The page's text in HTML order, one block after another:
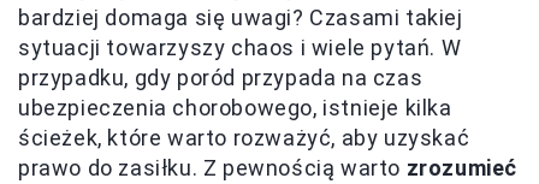
bardziej domaga się uwagi? Czasami takiej
sytuacji towarzyszy chaos i wiele pytań. W
przypadku, gdy poród przypada na czas
ubezpieczenia chorobowego, istnieje kilka
ścieżek, które warto rozważyć, aby uzyskać
prawo do zasiłku. Z pewnością warto zrozumieć